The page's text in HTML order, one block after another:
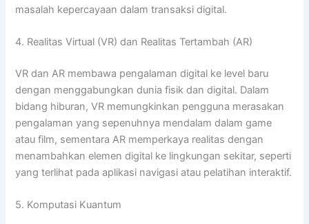
masalah kepercayaan dalam transaksi digital.
4. Realitas Virtual (VR) dan Realitas Tertambah (AR)
VR dan AR membawa pengalaman digital ke level baru
dengan menggabungkan dunia fisik dan digital. Dalam
bidang hiburan, VR memungkinkan pengguna merasakan
pengalaman yang sepenuhnya mendalam dalam game
atau film, sementara AR memperkaya realitas dengan
menambahkan elemen digital ke lingkungan sekitar, seperti
yang terlihat pada aplikasi navigasi atau pelatihan interaktif.
5. Komputasi Kuantum